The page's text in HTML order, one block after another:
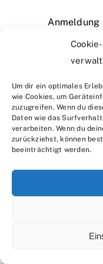
Um dir ein optimales
wie Cookies, um
zuzugreifen. Wenn du
Daten wie das
verarbeiten. Wenn du
zurückziehst, können
beeinträchtigt werden.
Anmeldung